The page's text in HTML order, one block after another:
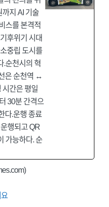
지 AI 기술
스를 본격적
후위기 시대
중립 도시를
.순천시의 혁
은 순천역 ↔
간은 평일
30분 간격으
다.운행 종료
행되고 QR
가능하다. 순